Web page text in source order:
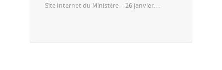
Site Internet du Ministère – 26 janvier…